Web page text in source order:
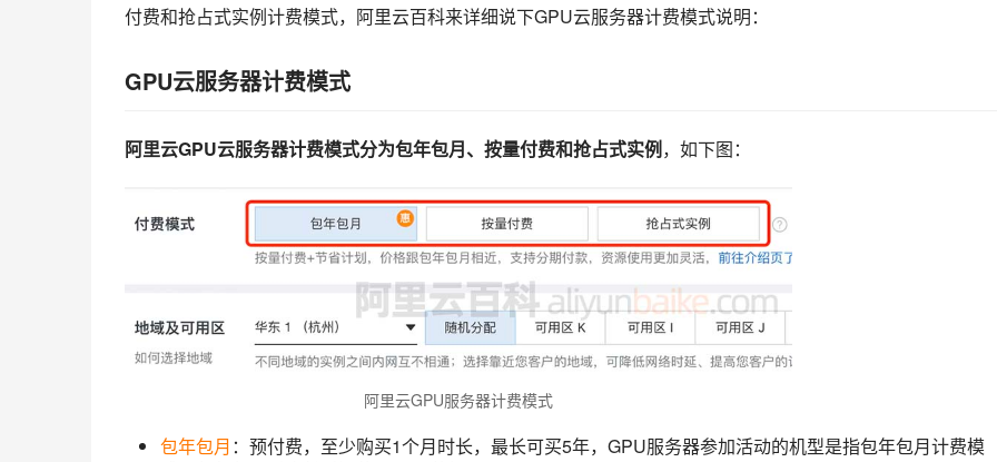
付费和抢占式实例计费模式，阿里云百科来详细说下GPU云服务器计费模式说明：
GPU云服务器计费模式
阿里云GPU云服务器计费模式分为包年包月、按量付费和抢占式实例，如下图：
阿里云GPU服务器计费模式
包年包月 ：预付费，至少购买1个月时长，最长可买5年，GPU服务器参加活动的机型是指包年包月计费模